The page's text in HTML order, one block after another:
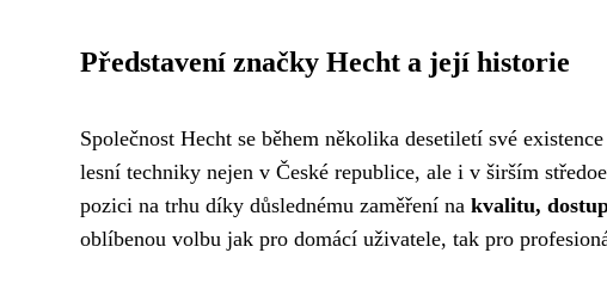
Představení značky Hecht a její historie
Společnost Hecht se během několika desetiletí své
lesní techniky nejen v České republice, ale i v širším
pozici na trhu díky důslednému zaměření na kvalitu,
oblíbenou volbu jak pro domácí uživatele, tak pro